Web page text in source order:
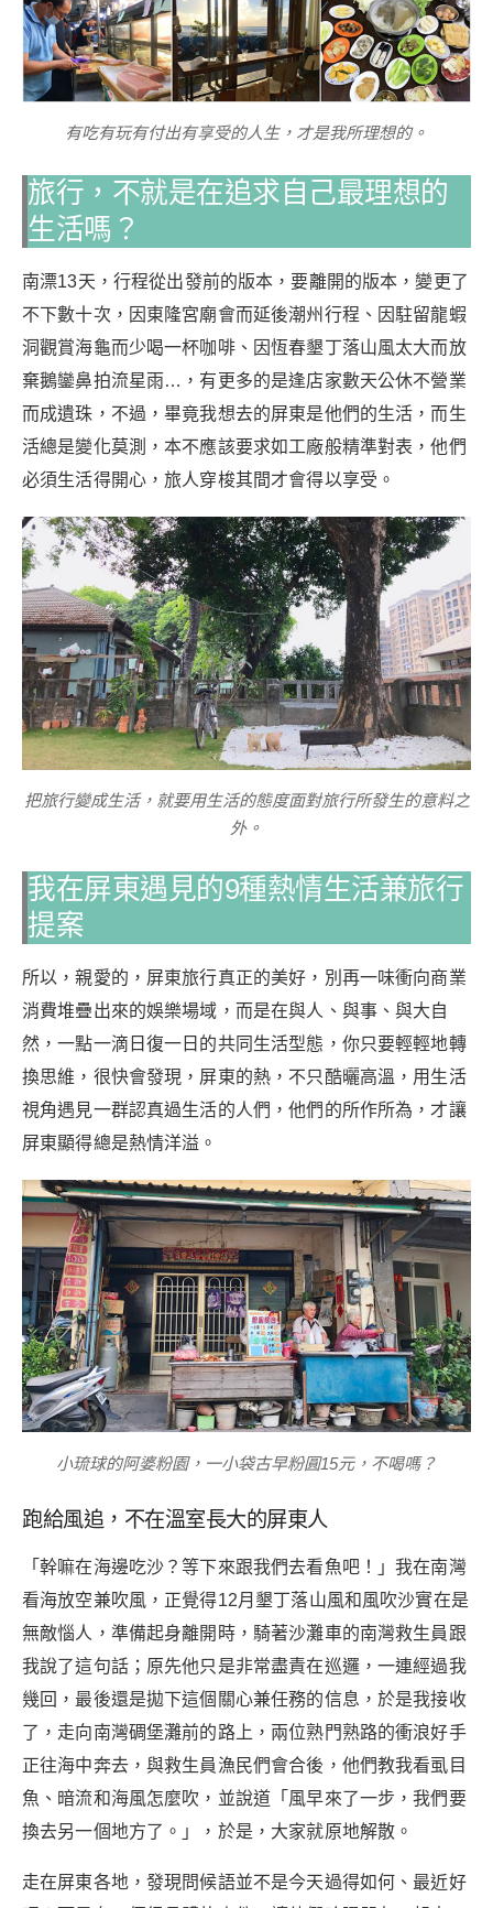
有吃有玩有付出有享受的人生，才是我所理想的。
旅行，不就是在追求自己最理想的
生活嗎？
南漂13天，行程從出發前的版本，要離開的版本，變更了
不下數十次，因東隆宮廟會而延後潮州行程、因駐留龍蝦
洞觀賞海龜而少喝一杯咖啡、因恆春墾丁落山風太大而放
棄鵝鑾鼻拍流星雨…，有更多的是逢店家數天公休不營業
而成遺珠，不過，畢竟我想去的屏東是他們的生活，而生
活總是變化莫測，本不應該要求如工廠般精準對表，他們
必須生活得開心，旅人穿梭其間才會得以享受。
把旅行變成生活，就要用生活的態度面對旅行所發生的意料之
外。
我在屏東遇見的9種熱情生活兼旅行
提案
所以，親愛的，屏東旅行真正的美好，別再一味衝向商業
消費堆疊出來的娛樂場域，而是在與人、與事、與大自
然，一點一滴日復一日的共同生活型態，你只要輕輕地轉
換思維，很快會發現，屏東的熱，不只酷曬高溫，用生活
視角遇見一群認真過生活的人們，他們的所作所為，才讓
屏東顯得總是熱情洋溢。
小琉球的阿婆粉園，一小袋古早粉圓15元，不喝嗎？
跑給風追，不在溫室長大的屏東人
「幹嘛在海邊吃沙？等下來跟我們去看魚吧！」我在南灣
看海放空兼吹風，正覺得12月墾丁落山風和風吹沙實在是
無敵惱人，準備起身離開時，騎著沙灘車的南灣救生員跟
我說了這句話；原先他只是非常盡責在巡邏，一連經過我
幾回，最後還是拋下這個關心兼任務的信息，於是我接收
了，走向南灣碉堡灘前的路上，兩位熟門熟路的衝浪好手
正往海中奔去，與救生員漁民們會合後，他們教我看虱目
魚、暗流和海風怎麼吹，並說道「風早來了一步，我們要
換去另一個地方了。」，於是，大家就原地解散。
走在屏東各地，發現問候語並不是今天過得如何、最近好